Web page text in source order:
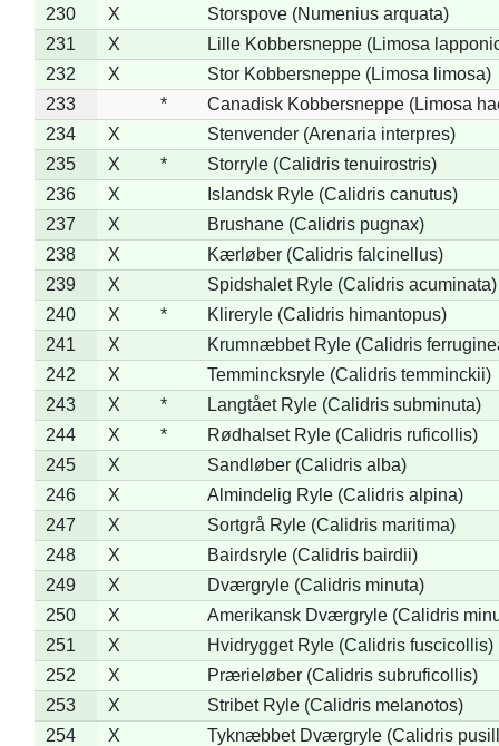
230 X
Storspove (Numenius arquata)
231
X
Lille Kobbersneppe (Limosa
232
X
Stor Kobbersneppe (Limosa limosa)
233
*
Canadisk Kobbersneppe (Limosa
234
X
Stenvender (Arenaria interpres)
235
X *
Storryle (Calidris tenuirostris)
236
X
Islandsk Ryle (Calidris canutus)
237
X
Brushane (Calidris pugnax)
238
X
Kærløber (Calidris falcinellus)
239
X
Spidshalet Ryle (Calidris acuminata)
240
X *
Klireryle (Calidris himantopus)
241
X
Krumnæbbet Ryle (Calidris
242
X
Temmincksryle (Calidris temminckii)
243
X *
Langtået Ryle (Calidris subminuta)
244
X *
Rødhalset Ryle (Calidris ruficollis)
245
X
Sandløber (Calidris alba)
246
X
Almindelig Ryle (Calidris alpina)
247
X
Sortgrå Ryle (Calidris maritima)
248
X
Bairdsryle (Calidris bairdii)
249
X
Dværgryle (Calidris minuta)
250
X
Amerikansk Dværgryle (Calidris
251
X
Hvidrygget Ryle (Calidris fuscicollis)
252
X
Prærieløber (Calidris subruficollis)
253
X
Stribet Ryle (Calidris melanotos)
254
X
Tyknæbbet Dværgryle (Calidris